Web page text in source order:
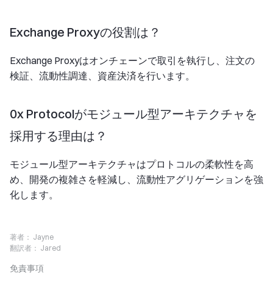
Exchange Proxyの役割は？
Exchange Proxyはオンチェーンで取引を執行し、注文の
検証、流動性調達、資産決済を行います。
0x Protocolがモジュール型アーキテクチャを
採用する理由は？
モジュール型アーキテクチャはプロトコルの柔軟性を高
め、開発の複雑さを軽減し、流動性アグリゲーションを強
化します。
著者： Jayne
翻訳者： Jared
免責事項